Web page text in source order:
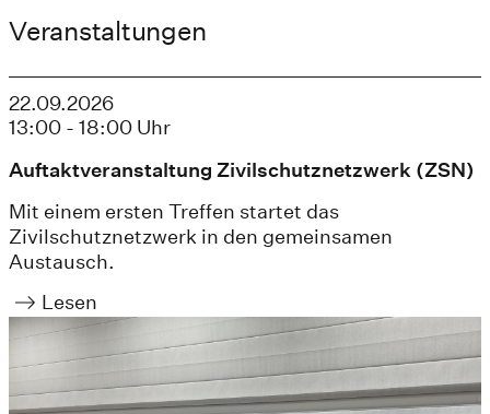
Veranstaltungen
22.09.2026
13:00 - 18:00 Uhr
Auftaktveranstaltung Zivilschutznetzwerk (ZSN)
Mit einem ersten Treffen startet das
Zivilschutznetzwerk in den gemeinsamen
Austausch.
Lesen